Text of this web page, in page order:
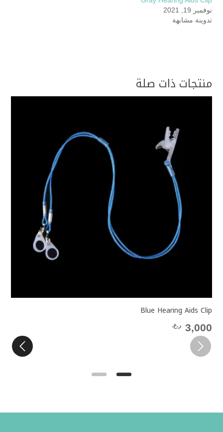
نوفمبر 19, 2021
تدوينة مشابهة
منتجات ذات صلة
Blue Hearing Aids Clip
3,000 ر.ع.